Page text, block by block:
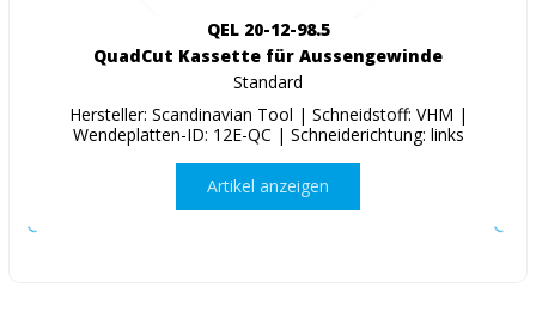
QEL 20-12-98.5
QuadCut Kassette für Aussengewinde
Standard
Hersteller: Scandinavian Tool | Schneidstoff: VHM |
Wendeplatten-ID: 12E-QC | Schneiderichtung: links
Artikel anzeigen